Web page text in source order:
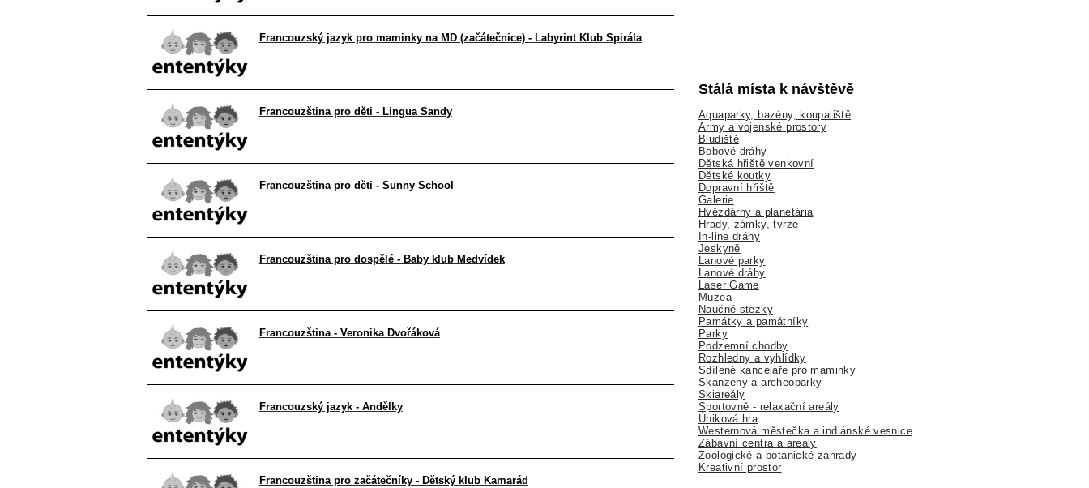
Francouzský jazyk pro maminky na MD (začátečnice) - Labyrint Klub Spirála
Francouzština pro děti - Lingua Sandy
Francouzština pro děti - Sunny School
Francouzština pro dospělé - Baby klub Medvídek
Francouzština - Veronika Dvořáková
Francouzský jazyk - Andělky
Francouzština pro začátečníky - Dětský klub Kamarád
Stálá místa k návštěvě
Aquaparky, bazény, koupaliště
Army a vojenské prostory
Bludiště
Bobové dráhy
Dětská hřiště venkovní
Dětské koutky
Dopravní hřiště
Galerie
Hvězdárny a planetária
Hrady, zámky, tvrze
In-line dráhy
Jeskyně
Lanové parky
Lanové dráhy
Laser Game
Muzea
Naučné stezky
Památky a památníky
Parky
Podzemní chodby
Rozhledny a vyhlídky
Sdílené kanceláře pro maminky
Skanzeny a archeoparky
Skiareály
Sportovně - relaxační areály
Úniková hra
Westernová městečka a indiánské vesnice
Zábavní centra a areály
Zoologické a botanické zahrady
Kreativní prostor